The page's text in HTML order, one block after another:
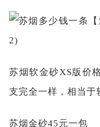
苏烟软金砂XS版价
支完全一样，相当于
苏烟金砂45元一包